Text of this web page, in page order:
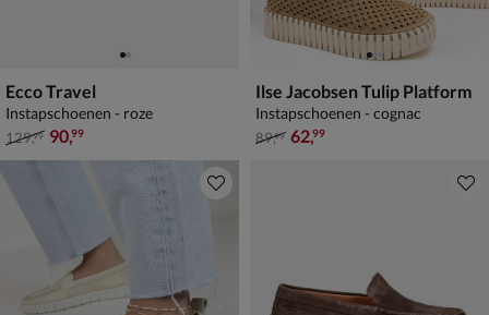
Ecco Travel
Instapschoenen - roze
van € 129,99 voor € 90,99
129,99 90,99
Ilse Jacobsen Tulip Platform
Instapschoenen - cognac
van € 89,99 voor € 62,99
89,99 62,99